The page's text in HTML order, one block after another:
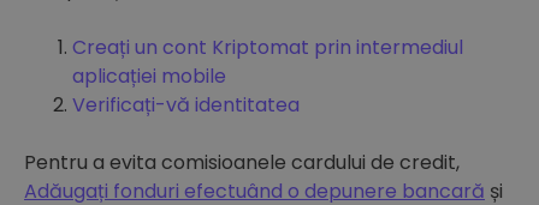
Creați un cont Kriptomat prin intermediul
aplicației mobile
Verificați-vă identitatea
Pentru a evita comisioanele cardului de credit,
Adăugați fonduri efectuând o depunere bancară și